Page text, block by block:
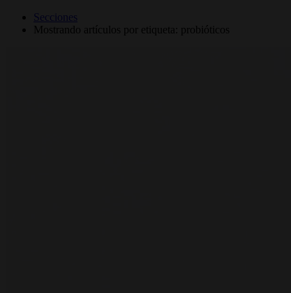
Secciones
Mostrando artículos por etiqueta: probióticos